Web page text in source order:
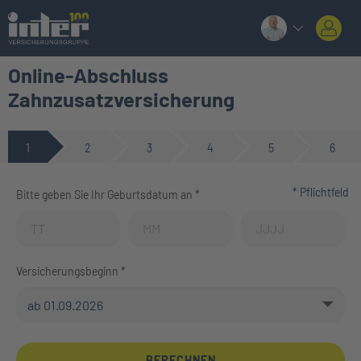
Online-Abschluss
Zahnzusatzversicherung
1 2 3 4 5 6
Bitte geben Sie Ihr Geburtsdatum an *
* Pflichtfeld
Versicherungsbeginn *